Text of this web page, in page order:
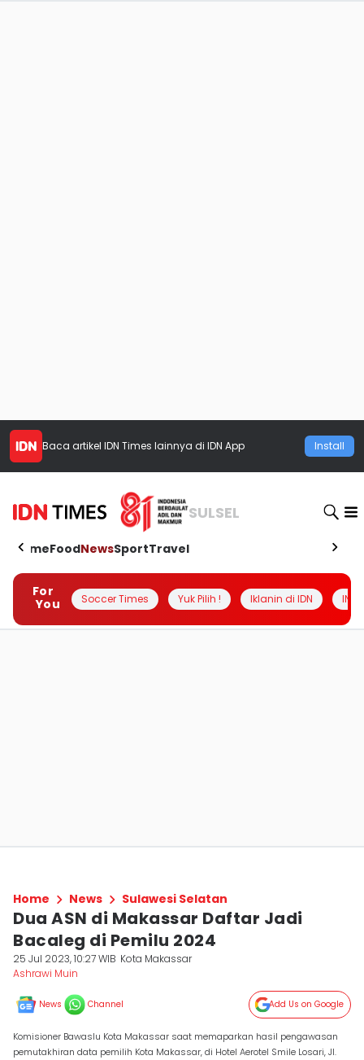
Baca artikel IDN Times lainnya di IDN App Install
SULSEL
HomeFoodNewsSportTravel
For
You
Soccer Times Yuk Pilih ! Iklanin di IDN
Home News Sulawesi Selatan
Dua ASN di Makassar Daftar Jadi
Bacaleg di Pemilu 2024
25 Jul 2023, 10:27 WIB Kota Makassar
Ashrawi Muin
News Channel Add Us on Google
Komisioner Bawaslu Kota Makassar saat memaparkan hasil pengawasan
pemutakhiran data pemilih Kota Makassar, di Hotel Aerotel Smile Losari, Jl.